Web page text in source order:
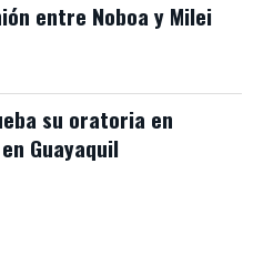
entre Noboa y Milei
su oratoria en
Guayaquil